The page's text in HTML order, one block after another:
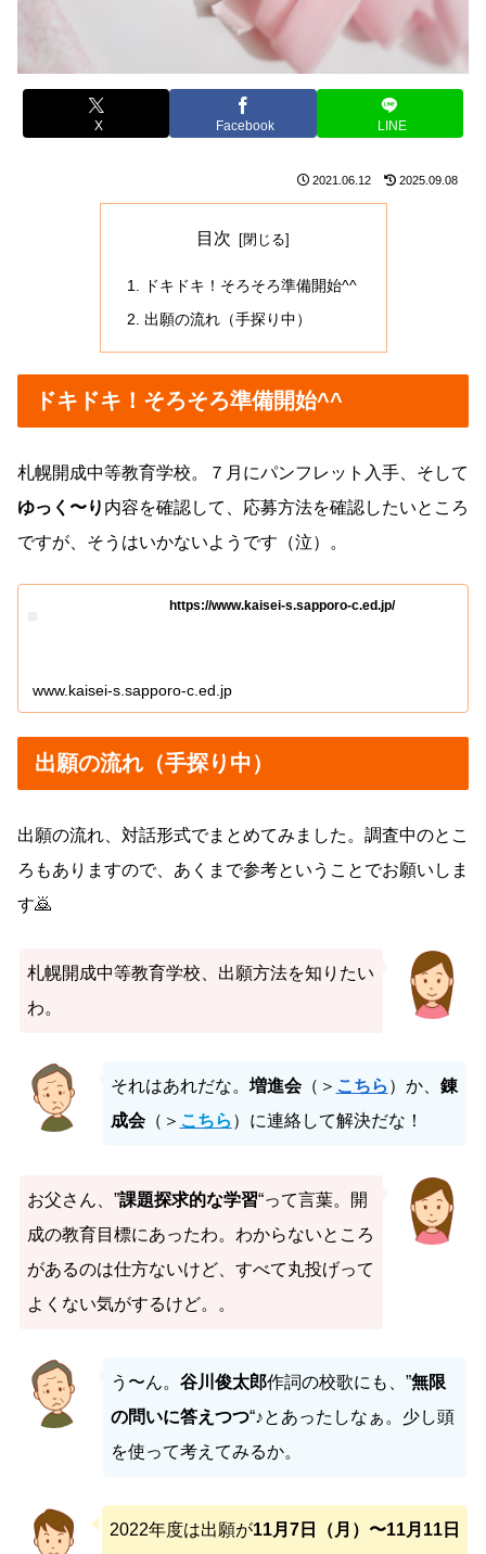
X Facebook LINE
2021.06.12 2025.09.08
目次
ドキドキ！そろそろ準備開始^^
出願の流れ（手探り中）
ドキドキ！そろそろ準備開始^^
札幌開成中等教育学校。７月にパンフレット入手、そして
ゆっく〜り 内容を確認して、応募方法を確認したいところ
ですが、そうはいかないようです（泣）。
https://www.kaisei-s.sapporo-c.ed.jp/
www.kaisei-s.sapporo-c.ed.jp
出願の流れ（手探り中）
出願の流れ、対話形式でまとめてみました。調査中のとこ
ろもありますので、あくまで参考ということでお願いしま
す🙇
札幌開成中等教育学校、出願方法を知りたい
わ。
それはあれだな。 増進会（＞ こちら ）か、 錬
成会（＞ こちら ）に連絡して解決だな！
お父さん、”課題探求的な学習“って言葉。開
成の教育目標にあったわ。わからないところ
があるのは仕方ないけど、すべて丸投げって
よくない気がするけど。。
う〜ん。 谷川俊太郎作詞の校歌にも、”無限
の問いに答えつつ“♪とあったしなぁ。少し頭
を使って考えてみるか。
2022年度は出願が11月7日（月）〜11月11日